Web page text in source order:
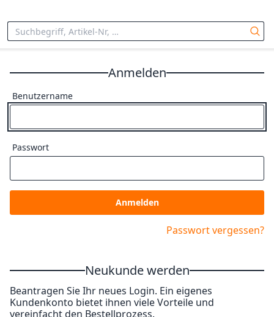
Anmelden
Benutzername
Passwort
Anmelden
Passwort vergessen?
Neukunde werden
Beantragen Sie Ihr neues Login. Ein eigenes
Kundenkonto bietet ihnen viele Vorteile und
vereinfacht den Bestellprozess.